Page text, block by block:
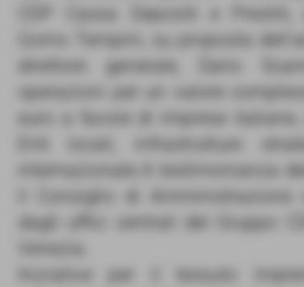
CDP Cassa Depositi e Prestiti,
Gorno Tempini, su proposta
direttore generale, Dario
operazioni per un valore
euro a favore di imprese
Enti locali, infrastrutture
internazionale.A testimonianza
il Consiglio di Amministrazione
dagli uffici centrali del Gruppo
Venezia.
Iniziative per il tessuto